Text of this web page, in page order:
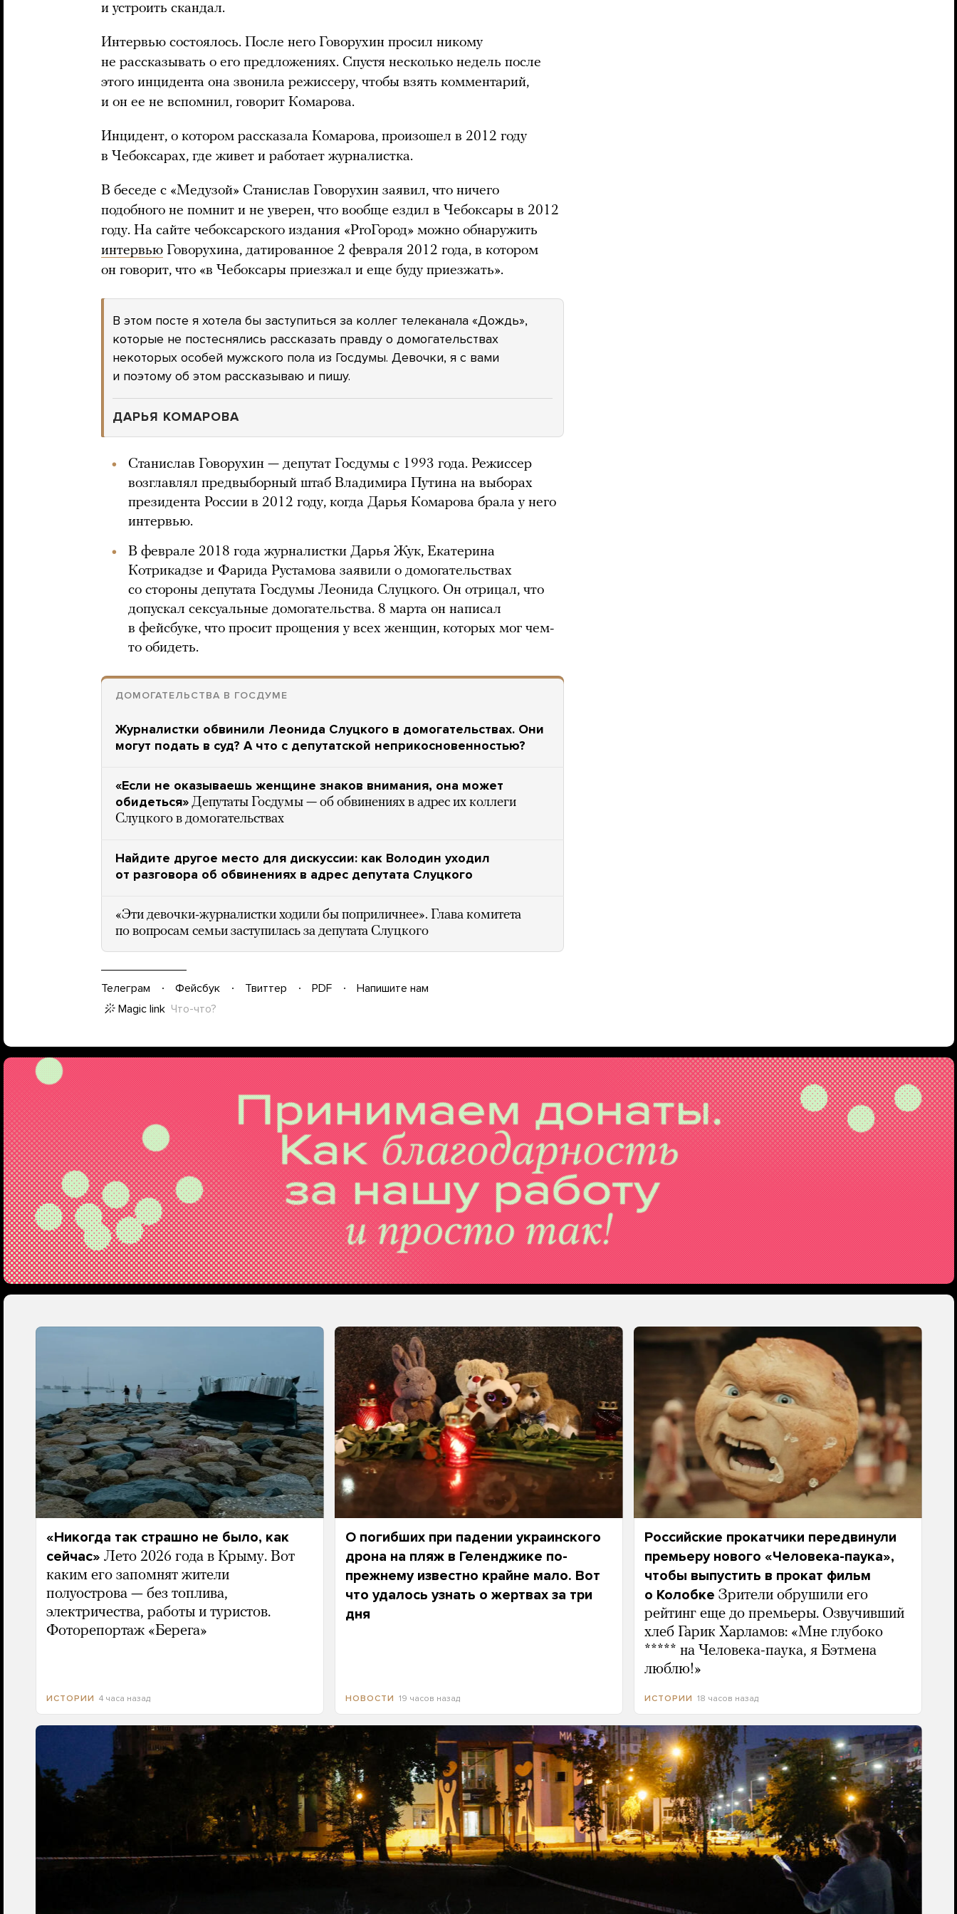
и устроить скандал.
Интервью состоялось. После него Говорухин просил никому
не рассказывать о его предложениях. Спустя несколько недель после
этого инцидента она звонила режиссеру, чтобы взять комментарий,
и он ее не вспомнил, говорит Комарова.
Инцидент, о котором рассказала Комарова, произошел в 2012 году
в Чебоксарах, где живет и работает журналистка.
В беседе с «Медузой» Станислав Говорухин заявил, что ничего
подобного не помнит и не уверен, что вообще ездил в Чебоксары в 2012
году. На сайте чебоксарского издания «ProГород» можно обнаружить
интервью Говорухина, датированное 2 февраля 2012 года, в котором
он говорит, что «в Чебоксары приезжал и еще буду приезжать».
В этом посте я хотела бы заступиться за коллег телеканала «Дождь»,
которые не постеснялись рассказать правду о домогательствах
некоторых особей мужского пола из Госдумы. Девочки, я с вами
и поэтому об этом рассказываю и пишу.
ДАРЬЯ КОМАРОВА
Станислав Говорухин — депутат Госдумы с 1993 года. Режиссер
возглавлял предвыборный штаб Владимира Путина на выборах
президента России в 2012 году, когда Дарья Комарова брала у него
интервью.
В феврале 2018 года журналистки Дарья Жук, Екатерина
Котрикадзе и Фарида Рустамова заявили о домогательствах
со стороны депутата Госдумы Леонида Слуцкого. Он отрицал, что
допускал сексуальные домогательства. 8 марта он написал
в фейсбуке, что просит прощения у всех женщин, которых мог чем-
то обидеть.
ДОМОГАТЕЛЬСТВА В ГОСДУМЕ
Журналистки обвинили Леонида Слуцкого в домогательствах. Они
могут подать в суд? А что с депутатской неприкосновенностью?
«Если не оказываешь женщине знаков внимания, она может
обидеться» Депутаты Госдумы — об обвинениях в адрес их коллеги
Слуцкого в домогательствах
Найдите другое место для дискуссии: как Володин уходил
от разговора об обвинениях в адрес депутата Слуцкого
«Эти девочки-журналистки ходили бы поприличнее». Глава комитета
по вопросам семьи заступилась за депутата Слуцкого
Телеграм Фейсбук Твиттер PDF
Напишите нам
Magic link Что-что?
«Никогда так страшно не было, как
сейчас» Лето 2026 года в Крыму. Вот
каким его запомнят жители
полуострова — без топлива,
электричества, работы и туристов.
Фоторепортаж «Берега»
ИСТОРИИ 4 часа назад
О погибших при падении украинского
дрона на пляж в Геленджике по-
прежнему известно крайне мало. Вот
что удалось узнать о жертвах за три
дня
НОВОСТИ 19 часов назад
Российские прокатчики передвинули
премьеру нового «Человека-паука»,
чтобы выпустить в прокат фильм
о Колобке Зрители обрушили его
рейтинг еще до премьеры. Озвучивший
хлеб Гарик Харламов: «Мне глубоко
***** на Человека-паука, я Бэтмена
люблю!»
ИСТОРИИ 18 часов назад